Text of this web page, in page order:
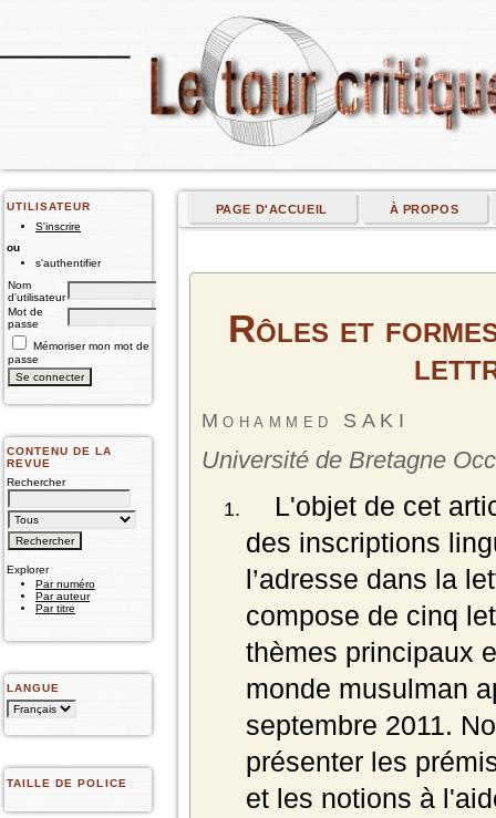
UTILISATEUR
S'inscrire
ou
s'authentifier
Nom
d'utilisateur
Mot de
passe
Mémoriser mon mot de
passe
CONTENU DE LA
REVUE
Rechercher
Explorer
Par numéro
Par auteur
Par titre
LANGUE
TAILLE DE POLICE
PAGE D'ACCUEIL À PROPOS
Rôles et
Mohammed SAKI
Université de Bretagne
L'objet de cet
des inscriptions
l’adresse dans la
compose de cinq
thèmes principaux
monde musulman
septembre 2011.
présenter les
et les notions à